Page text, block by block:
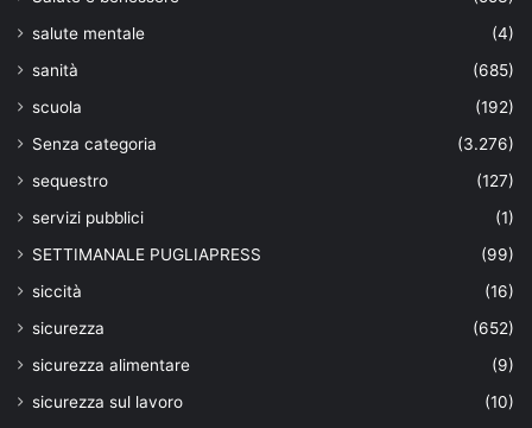
salute mentale
(4)
sanità
(685)
scuola
(192)
Senza categoria
(3.276)
sequestro
(127)
servizi pubblici
(1)
SETTIMANALE PUGLIAPRESS
(99)
siccità
(16)
sicurezza
(652)
sicurezza alimentare
(9)
sicurezza sul lavoro
(10)